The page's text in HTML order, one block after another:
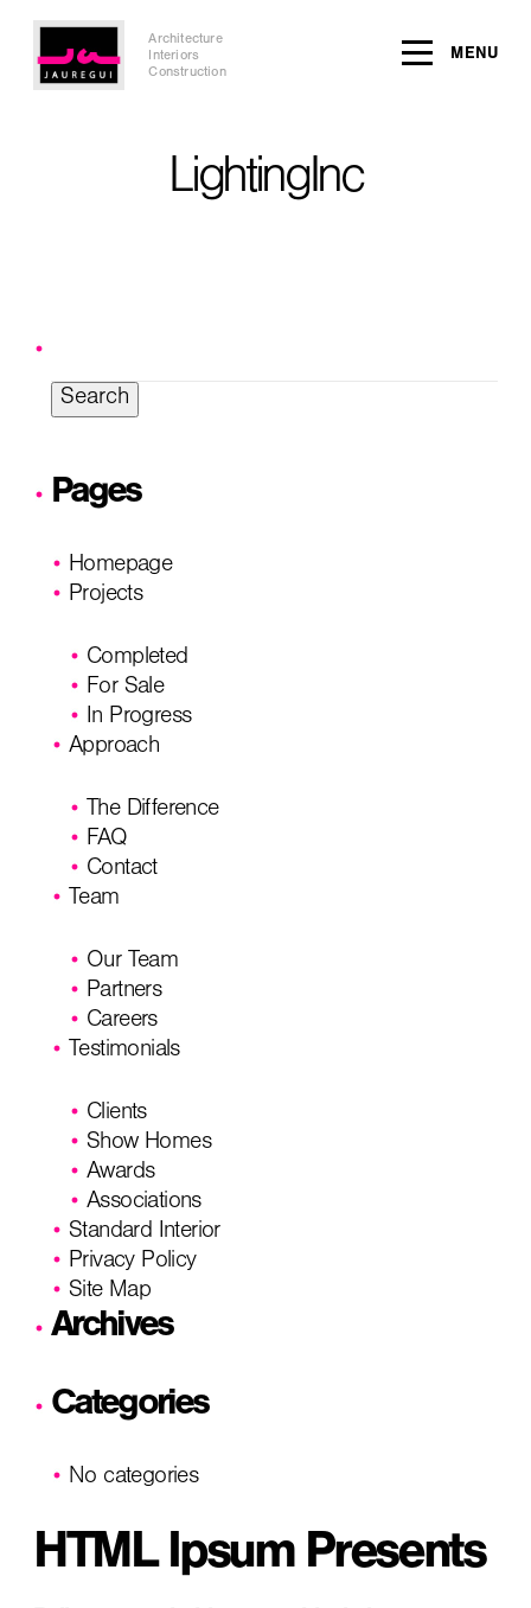
Architecture
Interiors
Construction
MENU
LightingInc
Pages
Homepage
Projects
Completed
For Sale
In Progress
Approach
The Difference
FAQ
Contact
Team
Our Team
Partners
Careers
Testimonials
Clients
Show Homes
Awards
Associations
Standard Interior
Privacy Policy
Site Map
Archives
Categories
No categories
HTML Ipsum Presents